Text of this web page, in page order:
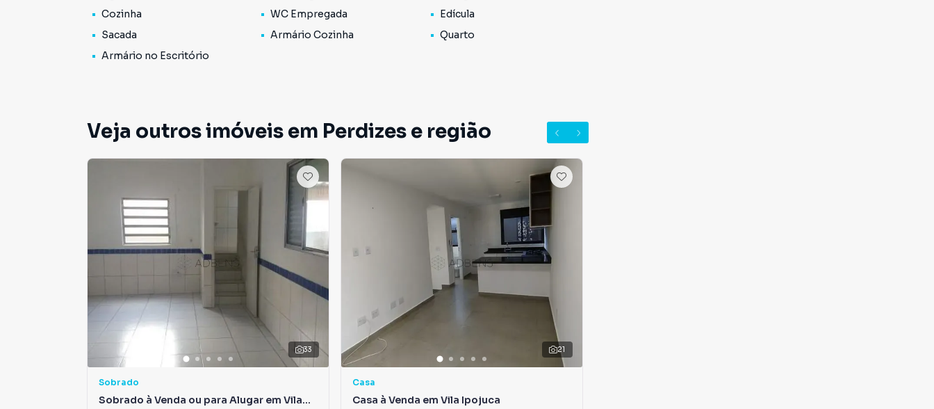
Cozinha
WC Empregada
Edícula
Sacada
Armário Cozinha
Quarto
Armário no Escritório
Veja outros imóveis em Perdizes e região
33
Sobrado
Sobrado à Venda ou para Alugar em Vila
21
Casa
Casa à Venda em Vila Ipojuca